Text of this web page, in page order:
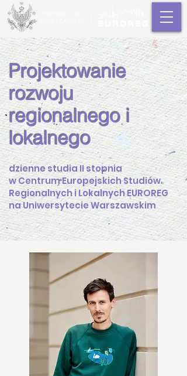
Projektowanie
rozwoju
regionalnego i
lokalnego
dzienne studia II stopnia
w Centrum Europejskich Studiów
Regionalnych i Lokalnych EUROREG
na Uniwersytecie Warszawskim